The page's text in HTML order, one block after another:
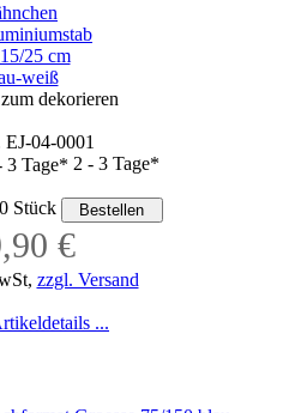
25 cm
weiß
dekorieren
04-0001
2 - 3 Tage*
Stück
€
zzgl. Versand
...